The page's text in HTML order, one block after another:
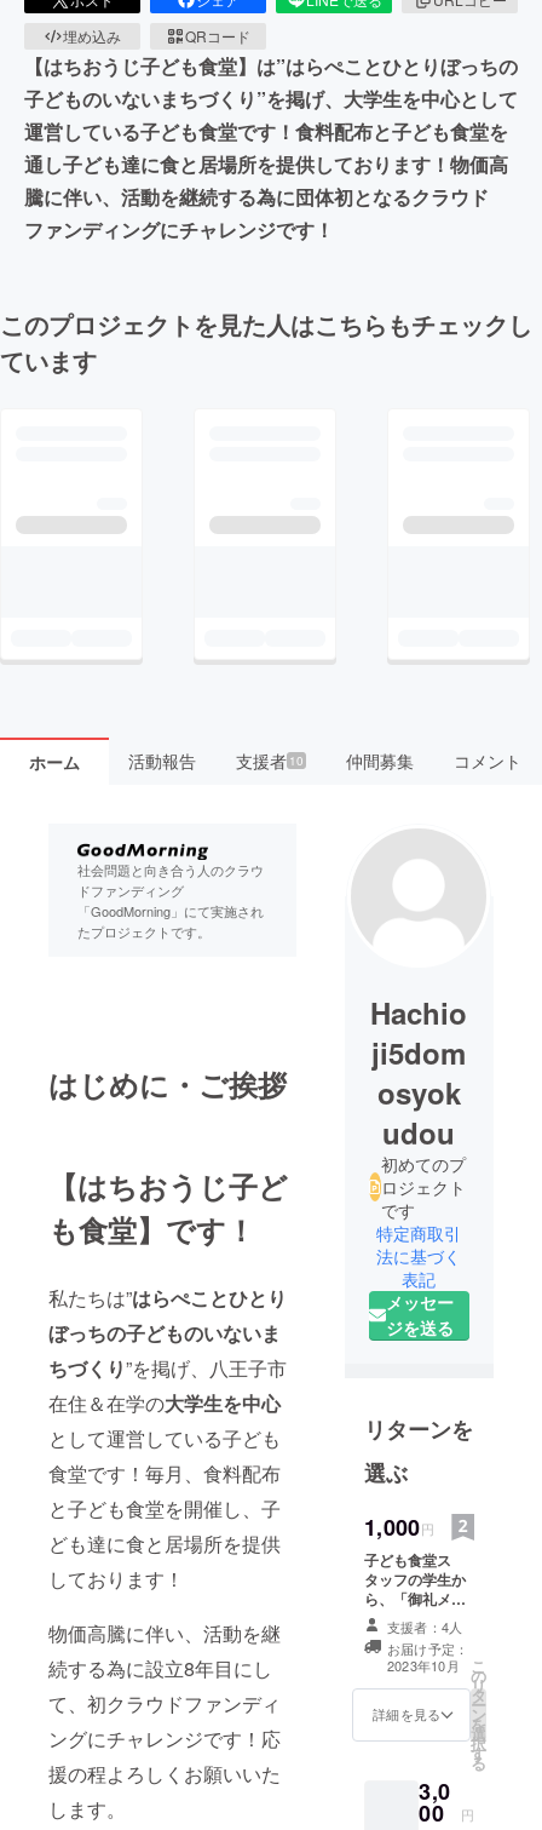
埋め込み
QRコード
【はちおうじ子ども食堂】は”はらぺことひとりぼっちの
子どものいないまちづくり”を掲げ、大学生を中心として
運営している子ども食堂です！食料配布と子ども食堂を
通し子ども達に食と居場所を提供しております！物価高
騰に伴い、活動を継続する為に団体初となるクラウド
ファンディングにチャレンジです！
このプロジェクトを見た人はこちらもチェックし
ています
ホーム 活動報告 支援者 10 仲間募集 コメント
社会問題と向き合う人のクラウ
ドファンディング
「GoodMorning」にて実施され
たプロジェクトです。
はじめに・ご挨拶
【はちおうじ子ど
も食堂】です！
私たちは”はらぺことひとり
ぼっちの子どものいないま
ちづくり”を掲げ、八王子市
在住＆在学の大学生を中心
として運営している子ども
食堂です！毎月、食料配布
と子ども食堂を開催し、子
ども達に食と居場所を提供
しております！
物価高騰に伴い、活動を継
続する為に設立8年目にし
て、初クラウドファンディ
ングにチャレンジです！応
援の程よろしくお願いいた
します。
Hachio
ji5dom
osyok
udou
初めてのプ
ロジェクト
です
特定商取引
法に基づく
表記
メッセー
ジを送る
リターンを
選ぶ
1,000円
子ども食堂ス
タッフの学生か
ら、「御礼メー
ル」をお送りさ
せていただきま
す！ 住所を知ら
れたくはない
が、応援したい
という方におす
支援者：4人
お届け予定：
2023年10月
詳細を見る
こ
の
リ
タ
ー
ン
を
選
択
す
る
3,0
00 円